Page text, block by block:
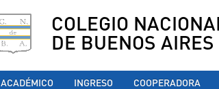
COLEGIO
DE BUENOS AIRES
ACADÉMICO INGRESO COOPERADORA